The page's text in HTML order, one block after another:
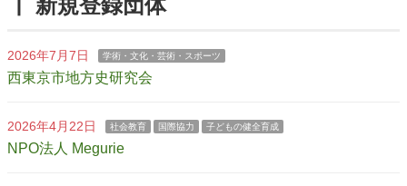
2026年7月7日 学術・文化・芸術・スポーツ
西東京市地方史研究会
2026年4月22日 社会教育 国際協力 子どもの健全育成
NPO法人 Megurie